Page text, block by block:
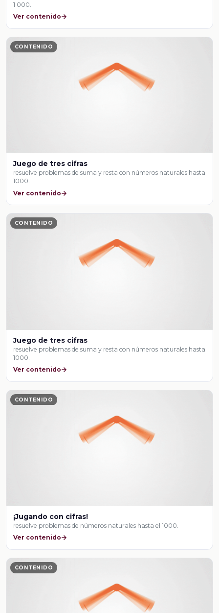
1 000.
Ver contenido
CONTENIDO
Juego de tres cifras
resuelve problemas de suma y resta con números naturales hasta
1000.
Ver contenido
CONTENIDO
Juego de tres cifras
resuelve problemas de suma y resta con números naturales hasta
1000.
Ver contenido
CONTENIDO
¡Jugando con cifras!
resuelve problemas de números naturales hasta el 1000.
Ver contenido
CONTENIDO